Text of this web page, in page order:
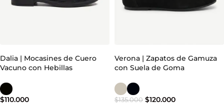
Dalia | Mocasines de Cuero
Vacuno con Hebillas
$110.000
Verona | Zapatos de Gamuza
con Suela de Goma
$135.000 $120.000